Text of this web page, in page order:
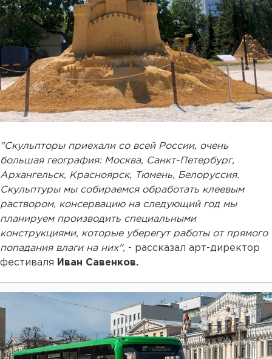
"Скульпторы приехали со всей России, очень
большая география: Москва, Санкт-Петербург,
Архангельск, Красноярск, Тюмень, Белоруссия.
Скульптуры мы собираемся обработать клеевым
раствором, консервацию на следующий год мы
планируем производить специальными
конструкциями, которые уберегут работы от прямого
попадания влаги на них", - рассказал арт-директор
фестиваля Иван Савенков.